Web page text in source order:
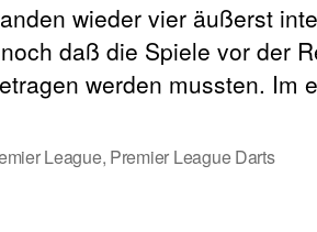
wieder vier äußerst
daß die Spiele vor der
werden mussten.
League, Premier League Darts